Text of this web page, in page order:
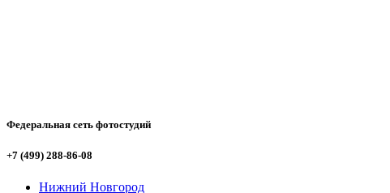
Федеральная сеть фотостудий
+7 (499) 288-86-08
Нижний Новгород